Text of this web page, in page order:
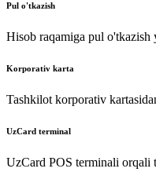
Pul o'tkazish
Hisob raqamiga pul
Korporativ karta
Tashkilot korporativ
UzCard terminal
UzCard POS terminali orqali